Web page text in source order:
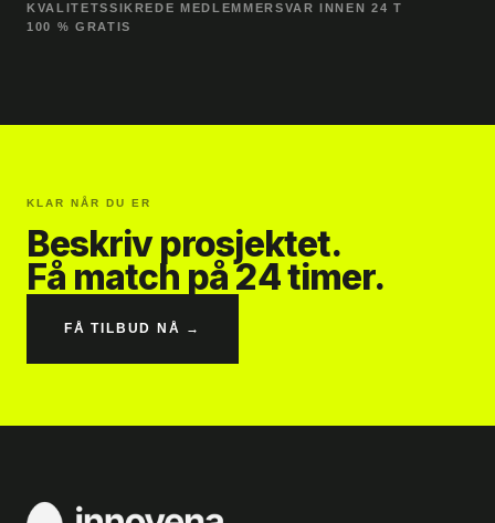
KVALITETSSIKREDE MEDLEMMERSVAR INNEN 24 T
100 % GRATIS
KLAR NÅR DU ER
Beskriv prosjektet.
Få match på 24 timer.
FÅ TILBUD NÅ →